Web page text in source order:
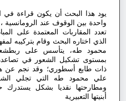
يود هذا البحث أن يكون قراءة
واحدة بين الوقوف عند
تعدد المقاربات المعتمدة على
الذي اختاره البحث وقام بتركيبه
محمود طه، يتأسس على
بمستوى تشكيل الشعور في
ذات طابع أسطوري؛ وقد نجم عن
علي محمود طه التي تجلي
ومطارحتها نقديا بشكل يستدرك
أبنيتها التعبيرية